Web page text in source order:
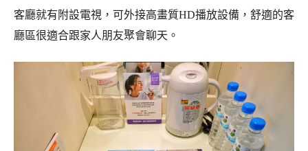
客廳就有附設電視，可外接高畫質HD播放設備，舒適的客
廳區很適合跟家人朋友聚會聊天。